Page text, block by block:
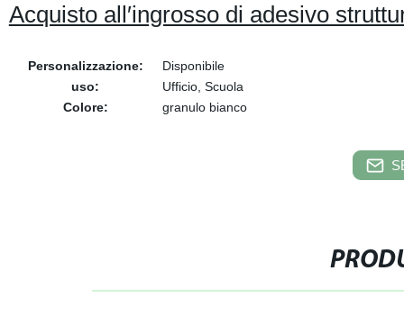
Acquisto all′ingrosso di adesivo
Personalizzazione:
Disponibile
uso:
Ufficio, Scuola
Colore:
granulo bianco